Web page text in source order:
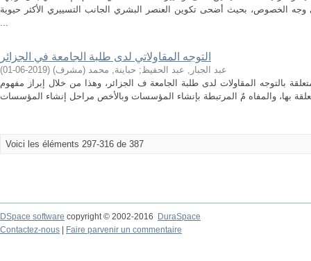
وجه الخصوص، بحيث أضحى تكوين العنصر البشري الجانب التسييري الأكثر حيوية
...
التوجه المقاولاتي لدى طلبة الجامعة في الجزائر
عبد الجبار, عبد الحفيظ; حباينة, محمد (مشرف) (
2019-06-01
)
بالتوجه المقاولات لدى طلبة الجامعة ف الجزائر، وهذا من خلال إبراز مفهوم
Voici les éléments 297-316 de 387
DSpace software copyright © 2002-2016
DuraSpace
Contactez-nous
Faire parvenir un commentaire